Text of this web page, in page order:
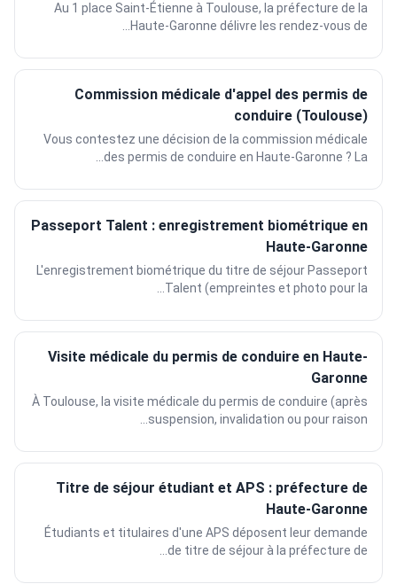
Au 1 place Saint-Étienne à Toulouse, la préfecture de la
Haute-Garonne délivre les rendez-vous de...
Commission médicale d'appel des permis de
conduire (Toulouse)
Vous contestez une décision de la commission médicale
des permis de conduire en Haute-Garonne ? La...
Passeport Talent : enregistrement biométrique en
Haute-Garonne
L'enregistrement biométrique du titre de séjour Passeport
Talent (empreintes et photo pour la...
Visite médicale du permis de conduire en Haute-
Garonne
À Toulouse, la visite médicale du permis de conduire (après
suspension, invalidation ou pour raison...
Titre de séjour étudiant et APS : préfecture de
Haute-Garonne
Étudiants et titulaires d'une APS déposent leur demande
de titre de séjour à la préfecture de...